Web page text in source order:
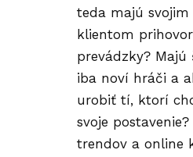
teda majú
klientom
prevádzky? Majú
iba noví hráči a
urobiť tí, ktorí
svoje
trendov a online